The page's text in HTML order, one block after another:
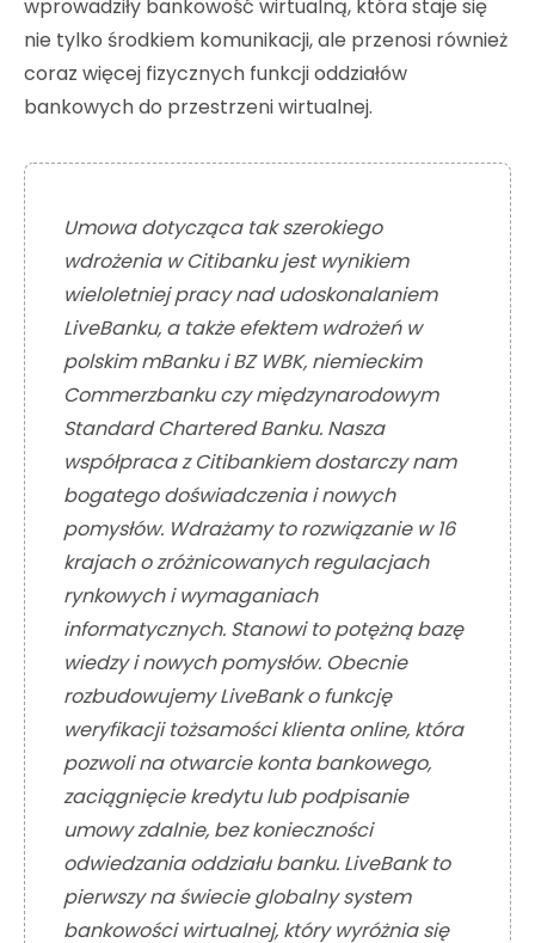
wprowadziły bankowość wirtualną, która staje się
nie tylko środkiem komunikacji, ale przenosi również
coraz więcej fizycznych funkcji oddziałów
bankowych do przestrzeni wirtualnej.
Umowa dotycząca tak szerokiego
wdrożenia w Citibanku jest wynikiem
wieloletniej pracy nad udoskonalaniem
LiveBanku, a także efektem wdrożeń w
polskim mBanku i BZ WBK, niemieckim
Commerzbanku czy międzynarodowym
Standard Chartered Banku. Nasza
współpraca z Citibankiem dostarczy nam
bogatego doświadczenia i nowych
pomysłów. Wdrażamy to rozwiązanie w 16
krajach o zróżnicowanych regulacjach
rynkowych i wymaganiach
informatycznych. Stanowi to potężną bazę
wiedzy i nowych pomysłów. Obecnie
rozbudowujemy LiveBank o funkcję
weryfikacji tożsamości klienta online, która
pozwoli na otwarcie konta bankowego,
zaciągnięcie kredytu lub podpisanie
umowy zdalnie, bez konieczności
odwiedzania oddziału banku. LiveBank to
pierwszy na świecie globalny system
bankowości wirtualnej, który wyróżnia się